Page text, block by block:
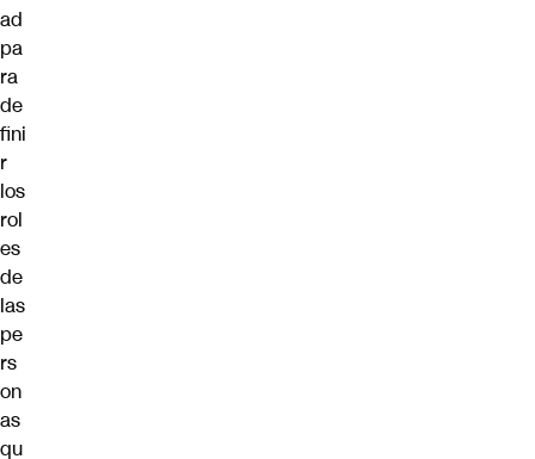
ad
pa
ra
de
fini
r
los
rol
es
de
las
pe
rs
on
as
qu